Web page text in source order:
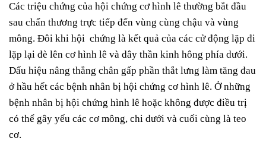
Các triệu chứng của hội chứng cơ hình lê thường bắt đầu
sau chấn thương trực tiếp đến vùng cùng chậu và vùng
mông. Đôi khi hội chứng là kết quả của các cử động lặp đi
lặp lại đè lên cơ hình lê và dây thần kinh hông phía dưới.
Dấu hiệu nâng thẳng chân gấp phần thắt lưng làm tăng đau
ở hầu hết các bệnh nhân bị hội chứng cơ hình lê. Ở những
bệnh nhân bị hội chứng hình lê hoặc không được điều trị
có thể gây yếu các cơ mông, chi dưới và cuối cùng là teo
cơ.